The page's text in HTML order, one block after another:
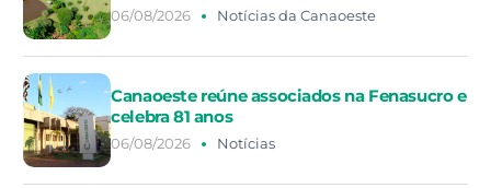
06/08/2026 Notícias da Canaoeste
Canaoeste reúne associados na Fenasucro e
celebra 81 anos
06/08/2026 Notícias